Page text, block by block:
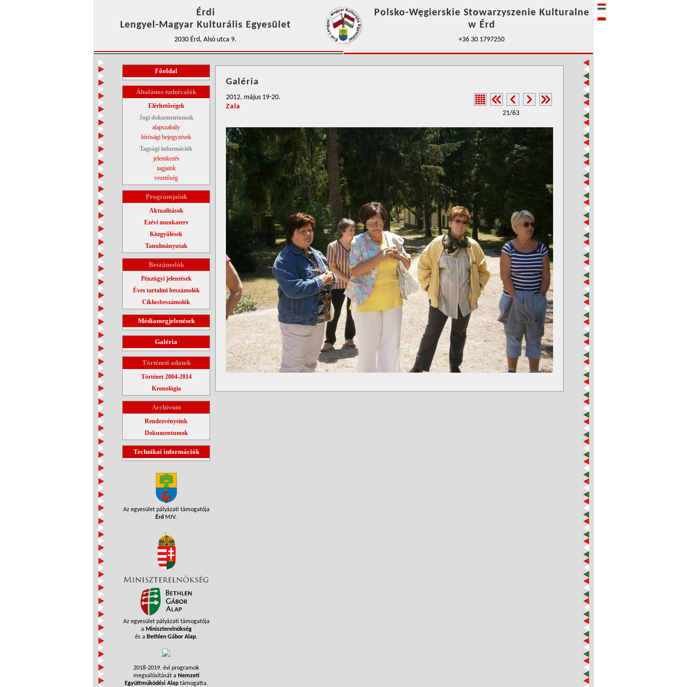
Érdi
Lengyel-Magyar Kulturális Egyesület
2030 Érd, Alsó utca 9.
Polsko-Węgierskie Stowarzyszenie Kulturalne
w Érd
+36 30 1797250
Főoldal
Általános tudnivalók
Elérhetőségek
Jogi dokumentumok
alapszabály
bírósági bejegyzések
Tagsági információk
jelentkezés
tagjaink
vezetőség
Programjaink
Aktualitások
Ezévi munkaterv
Közgyűlések
Tanulmányutak
Beszámolók
Pénzügyi jelentések
Éves tartalmi beszámolók
Ciklusbeszámolók
Médiamegjelenések
Galéria
Történeti adatok
Történet 2004-2014
Kronológia
Archívum
Rendezvényeink
Dokumentumok
Technikai információk
Az egyesület pályázati támogatója
Érd MJV.
Az egyesület pályázati támogatója
a Miniszterelnökség
és a Bethlen Gábor Alap.
2018-2019. évi programok
megvalósítását a Nemzeti
Együttműködési Alaptámogatta.
Galéria
2012. május 19-20.
Zala
21/63